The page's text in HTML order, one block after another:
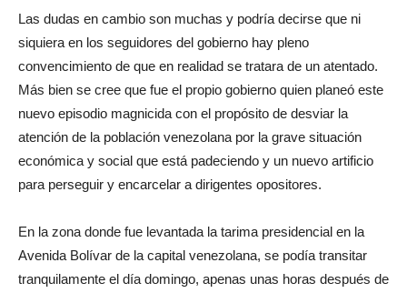
Las dudas en cambio son muchas y podría decirse que ni
siquiera en los seguidores del gobierno hay pleno
convencimiento de que en realidad se tratara de un atentado.
Más bien se cree que fue el propio gobierno quien planeó este
nuevo episodio magnicida con el propósito de desviar la
atención de la población venezolana por la grave situación
económica y social que está padeciendo y un nuevo artificio
para perseguir y encarcelar a dirigentes opositores.
En la zona donde fue levantada la tarima presidencial en la
Avenida Bolívar de la capital venezolana, se podía transitar
tranquilamente el día domingo, apenas unas horas después de